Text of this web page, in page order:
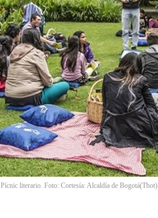
Pícnic literario. Foto: Cortesía: Alcaldía de Bogotá(Thot)